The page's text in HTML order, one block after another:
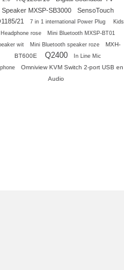
Speaker MXSP-SB3000
SensoTouch
21
7 in 1 international Power Plug
Kids
Headphone rose
Mini Bluetooth MXSP-BT01
wit
Mini Bluetooth speaker roze
MXH-
BT600E
Q2400
In Line Mic
Omniview KVM Switch 2-port USB en
Audio